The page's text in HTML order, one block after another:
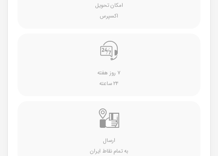
امکان تحویل
اکسپرس
۷ روز هفته
۲۴ ساعته
ارسال
به تمام نقاط ایران